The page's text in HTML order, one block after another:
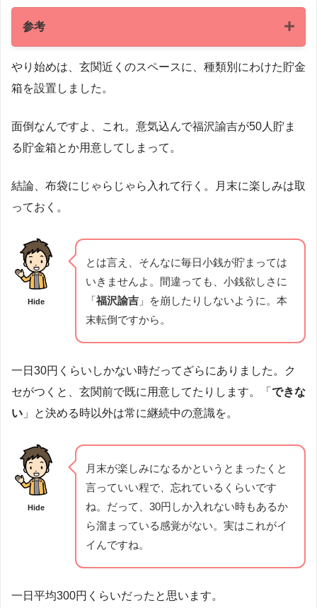
参考
貯金箱
に
福沢諭吉
やり始めは、玄関近くのスペースに、種類別にわけた貯金
箱を設置しました。
面倒なんですよ、これ。意気込んで福沢諭吉が50人貯ま
る貯金箱とか用意してしまって。
結論、布袋にじゃらじゃら入れて行く。月末に楽しみは取
っておく。
Hide
とは言え、そんなに毎日小銭が貯まっては
いきませんよ。間違っても、小銭欲しさに
「福沢諭吉 」を崩したりしないように。本
末転倒ですから。
一日30円くらいしかない時だってざらにありました。ク
セがつくと、玄関前で既に用意してたりします。「 できな
い 」と決める時以外は常に継続中の意識を。
Hide
月末が楽しみになるかというとまったくと
言っていい程で、忘れているくらいです
ね。だって、30円しか入れない時もあるか
ら溜まっている感覚がない。実はこれがイ
イんですね。
一日平均300円くらいだったと思います。